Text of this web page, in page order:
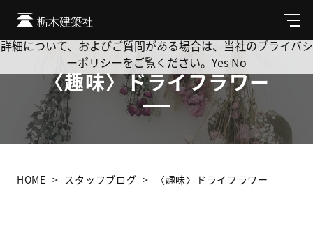
メ
ニ
ュ
〈趣味〉ドライフラワー
HOME スタッフブログ 〈趣味〉ドライフラワー
Cookie を使用して、お客様の活動を追跡してもよろしいです
か? 当社ではお客様のプライバシーを極めて重視しています。
詳細について、およびご質問がある場合は、当社のプライバシ
ーポリシーをご覧ください。 Yes No